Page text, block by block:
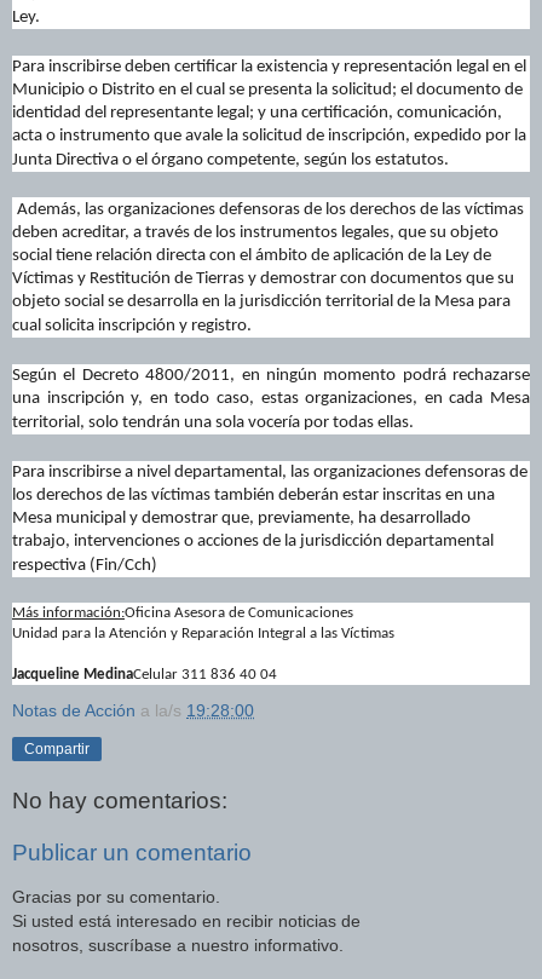
Ley.
Para inscribirse deben certificar la existencia y representación legal en el
Municipio o Distrito en el cual se presenta la solicitud; el documento de
identidad del representante legal; y una certificación, comunicación,
acta o instrumento que avale la solicitud de inscripción, expedido por la
Junta Directiva o el órgano competente, según los estatutos.
Además, las organizaciones defensoras de los derechos de las víctimas
deben acreditar, a través de los instrumentos legales, que su objeto
social tiene relación directa con el ámbito de aplicación de la Ley de
Víctimas y Restitución de Tierras y demostrar con documentos que su
objeto social se desarrolla en la jurisdicción territorial de la Mesa para
cual solicita inscripción y registro.
Según el Decreto 4800/2011, en ningún momento podrá rechazarse
una inscripción y, en todo caso, estas organizaciones, en cada Mesa
territorial, solo tendrán una sola vocería por todas ellas.
Para inscribirse a nivel departamental, las organizaciones defensoras de
los derechos de las víctimas también deberán estar inscritas en una
Mesa municipal y demostrar que, previamente, ha desarrollado
trabajo, intervenciones o acciones de la jurisdicción departamental
respectiva (Fin/Cch)
Más información:Oficina Asesora de Comunicaciones
Unidad para la Atención y Reparación Integral a las Víctimas
Jacqueline MedinaCelular 311 836 40 04
Notas de Acción a la/s 19:28:00
Compartir
No hay comentarios:
Publicar un comentario
Gracias por su comentario.
Si usted está interesado en recibir noticias de
nosotros, suscríbase a nuestro informativo.